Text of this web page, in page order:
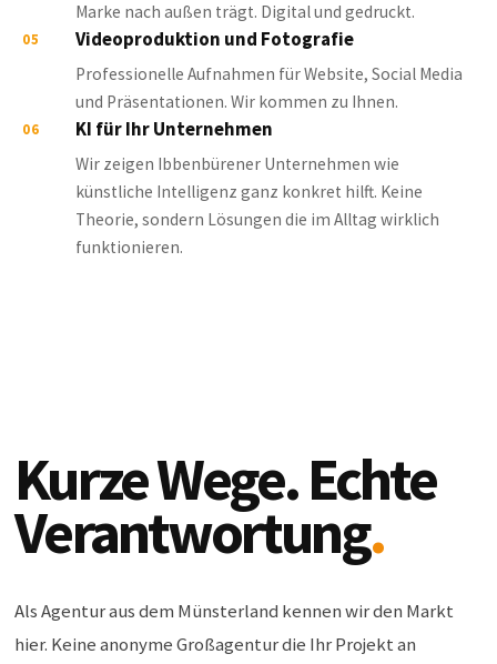
Marke nach außen trägt. Digital und gedruckt.
05 Videoproduktion und Fotografie
Professionelle Aufnahmen für Website, Social Media
und Präsentationen. Wir kommen zu Ihnen.
06 KI für Ihr Unternehmen
Wir zeigen Ibbenbürener Unternehmen wie
künstliche Intelligenz ganz konkret hilft. Keine
Theorie, sondern Lösungen die im Alltag wirklich
funktionieren.
Kurze Wege. Echte
Verantwortung.
Als Agentur aus dem Münsterland kennen wir den Markt
hier. Keine anonyme Großagentur die Ihr Projekt an